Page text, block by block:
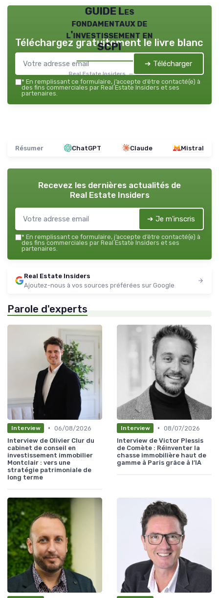
GUIDE Les
fondamentaux de
l'investissement en
SCPI
Real Estate Insiders — 2026
Téléchargez gratuitement le livre blanc
➔ Télécharger
* En remplissant ce formulaire, j’accepte d’être contacté(e) à
des fins commerciales par Real Estate Insiders et ses
partenaires.
Résumer ChatGPT Claude Mistral
Recevez les dernières actualités de
Real Estate Insiders
➔ Je m'inscris
* En remplissant ce formulaire, j’accepte d’être contacté(e) à
des fins commerciales par Real Estate Insiders et ses
partenaires.
Real Estate Insiders
Ajoutez-nous à vos sources préférées sur Google
Parole d'experts
Interview • 06/08/2026
Interview de Olivier Clur du
cabinet de conseil en
investissement immobilier
Montclair : vers une
stratégie patrimoniale de
long terme
Interview • 08/07/2026
Interview de Victor Plessis
de Comète : Réinventer la
chasse immobilière haut de
gamme à Paris grâce à l’IA